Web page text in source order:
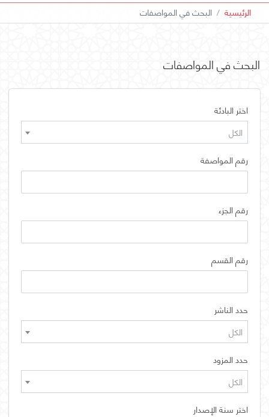
الرئيسية البحث في المواصفات
البحث في المواصفات
اختر البادئة
الكل
رقم المواصفة
رقم الجزء
رقم القسم
حدد الناشر
الكل
حدد المزود
الكل
اختر سنة الإصدار